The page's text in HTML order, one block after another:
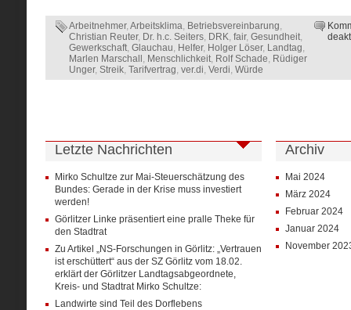
Arbeitnehmer, Arbeitsklima, Betriebsvereinbarung,
Christian Reuter, Dr. h.c. Seiters, DRK, fair, Gesundheit,
Gewerkschaft, Glauchau, Helfer, Holger Löser, Landtag,
Marlen Marschall , Menschlichkeit, Rolf Schade, Rüdiger
Unger, Streik, Tarifvertrag, ver.di, Verdi, Würde
Letzte Nachrichten
Mirko Schultze zur Mai-Steuerschätzung des
Bundes: Gerade in der Krise muss investiert
werden!
Görlitzer Linke präsentiert eine pralle Theke für
den Stadtrat
Zu Artikel „NS-Forschungen in Görlitz: „Vertrauen
ist erschüttert“ aus der SZ Görlitz vom 18.02.
erklärt der Görlitzer Landtagsabgeordnete,
Kreis- und Stadtrat Mirko Schultze:
Landwirte sind Teil des Dorflebens
Archiv
Mai 2024
März 2024
Februar 2024
Januar 2024
November